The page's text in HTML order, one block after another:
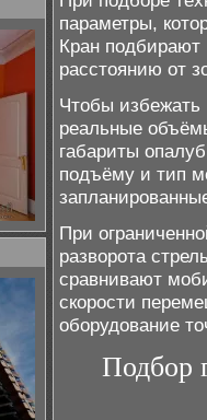
параметры,
Кран подбирают
расстоянию от
Чтобы избежать
реальные
габариты
подъёму и тип
При
разворота
сравнивают
скорости
оборудование
Подбор